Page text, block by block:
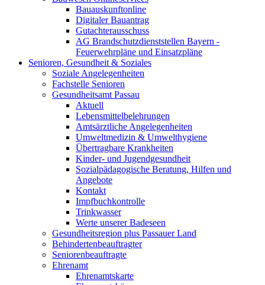
Bauauskunftonline
Digitaler Bauantrag
Gutachterausschuss
AG Brandschutzdienststellen Bayern -
Feuerwehrpläne und Einsatzpläne
Senioren, Gesundheit & Soziales
Soziale Angelegenheiten
Fachstelle Senioren
Gesundheitsamt Passau
Aktuell
Lebensmittelbelehrungen
Amtsärztliche Angelegenheiten
Umweltmedizin & Umwelthygiene
Übertragbare Krankheiten
Kinder- und Jugendgesundheit
Sozialpädagogische Beratung, Hilfen und
Angebote
Kontakt
Impfbuchkontrolle
Trinkwasser
Werte unserer Badeseen
Gesundheitsregion plus Passauer Land
Behindertenbeauftragter
Seniorenbeauftragte
Ehrenamt
Ehrenamtskarte